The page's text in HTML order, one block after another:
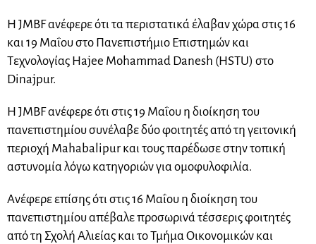
Η JMBF ανέφερε ότι τα περιστατικά έλαβαν χώρα στις 16
και 19 Μαΐου στο Πανεπιστήμιο Επιστημών και
Τεχνολογίας Hajee Mohammad Danesh (HSTU) στο
Dinajpur.
Η JMBF ανέφερε ότι στις 19 Μαΐου η διοίκηση του
πανεπιστημίου συνέλαβε δύο φοιτητές από τη γειτονική
περιοχή Mahabalipur και τους παρέδωσε στην τοπική
αστυνομία λόγω κατηγοριών για ομοφυλοφιλία.
Ανέφερε επίσης ότι στις 16 Μαΐου η διοίκηση του
πανεπιστημίου απέβαλε προσωρινά τέσσερις φοιτητές
από τη Σχολή Αλιείας και το Τμήμα Οικονομικών και